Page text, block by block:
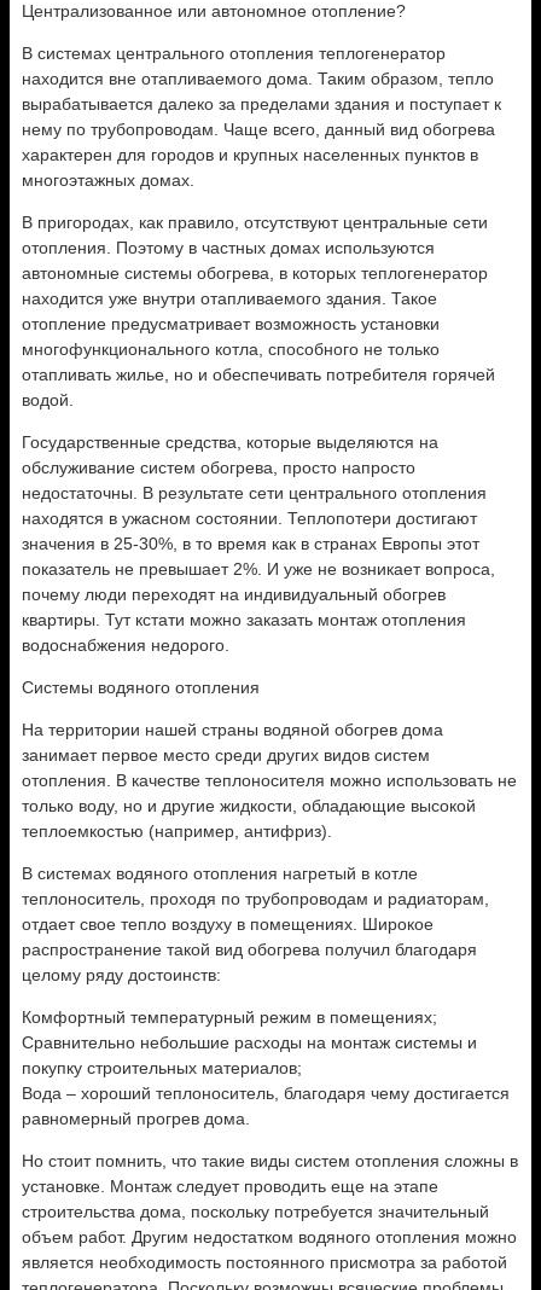
Централизованное или автономное отопление?
В системах центрального отопления теплогенератор
находится вне отапливаемого дома. Таким образом, тепло
вырабатывается далеко за пределами здания и поступает к
нему по трубопроводам. Чаще всего, данный вид обогрева
характерен для городов и крупных населенных пунктов в
многоэтажных домах.
В пригородах, как правило, отсутствуют центральные сети
отопления. Поэтому в частных домах используются
автономные системы обогрева, в которых теплогенератор
находится уже внутри отапливаемого здания. Такое
отопление предусматривает возможность установки
многофункционального котла, способного не только
отапливать жилье, но и обеспечивать потребителя горячей
водой.
Государственные средства, которые выделяются на
обслуживание систем обогрева, просто напросто
недостаточны. В результате сети центрального отопления
находятся в ужасном состоянии. Теплопотери достигают
значения в 25-30%, в то время как в странах Европы этот
показатель не превышает 2%. И уже не возникает вопроса,
почему люди переходят на индивидуальный обогрев
квартиры. Тут кстати можно заказать монтаж отопления
водоснабжения недорого.
Системы водяного отопления
На территории нашей страны водяной обогрев дома
занимает первое место среди других видов систем
отопления. В качестве теплоносителя можно использовать не
только воду, но и другие жидкости, обладающие высокой
теплоемкостью (например, антифриз).
В системах водяного отопления нагретый в котле
теплоноситель, проходя по трубопроводам и радиаторам,
отдает свое тепло воздуху в помещениях. Широкое
распространение такой вид обогрева получил благодаря
целому ряду достоинств:
Комфортный температурный режим в помещениях;
Сравнительно небольшие расходы на монтаж системы и
покупку строительных материалов;
Вода – хороший теплоноситель, благодаря чему достигается
равномерный прогрев дома.
Но стоит помнить, что такие виды систем отопления сложны в
установке. Монтаж следует проводить еще на этапе
строительства дома, поскольку потребуется значительный
объем работ. Другим недостатком водяного отопления можно
является необходимость постоянного присмотра за работой